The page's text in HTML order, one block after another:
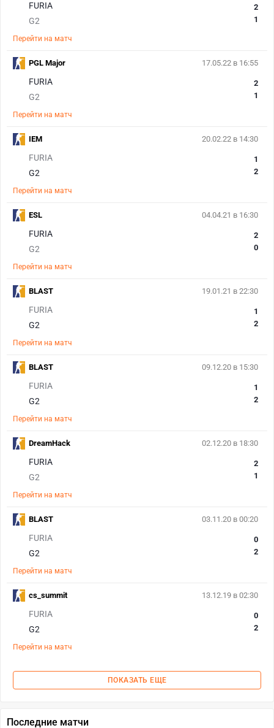
FURIA
G2
2
1
Перейти на матч
17.05.22 в 16:55
FURIA
G2
2
1
Перейти на матч
PGL Major
20.02.22 в 14:30
FURIA
G2
1
2
Перейти на матч
IEM
04.04.21 в 16:30
FURIA
G2
2
0
Перейти на матч
ESL
19.01.21 в 22:30
FURIA
G2
1
2
Перейти на матч
BLAST
09.12.20 в 15:30
FURIA
G2
1
2
Перейти на матч
BLAST
02.12.20 в 18:30
FURIA
G2
2
1
Перейти на матч
DreamHack
03.11.20 в 00:20
FURIA
G2
0
2
Перейти на матч
BLAST
13.12.19 в 02:30
FURIA
G2
0
2
Перейти на матч
cs_summit
ПОКАЗАТЬ ЕЩЕ
Последние матчи